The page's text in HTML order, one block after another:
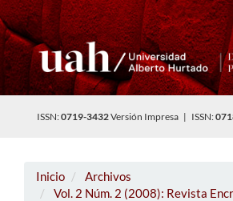
ISSN:0719-3432Versión Impresa | ISSN:
Inicio
Archivos
Vol. 2 Núm. 2 (2008): Revista